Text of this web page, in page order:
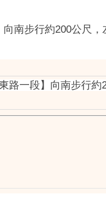
南步行約200公尺
路一段】向南步行